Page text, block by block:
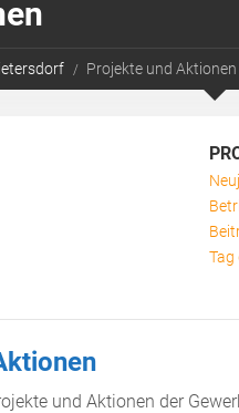
Projekte und Aktionen
Tag
und Aktionen der